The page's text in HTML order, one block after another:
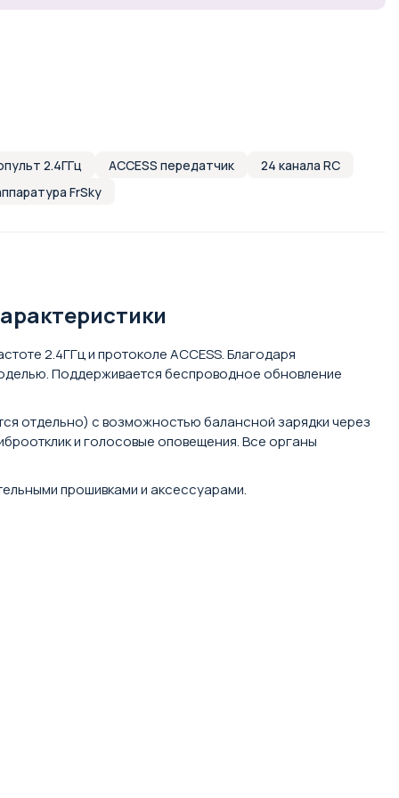
2.4ГГц ACCESS передатчик
24 канала RC
FrSky
2.4ГГц и протоколе ACCESS. Благодаря
Поддерживается беспроводное обновление
отдельно) с возможностью балансной зарядки через
и голосовые оповещения. Все органы
прошивками и аксессуарами.